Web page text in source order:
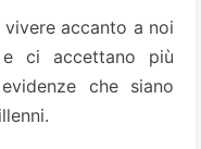
accanto a noi
ci accettano più
che siano